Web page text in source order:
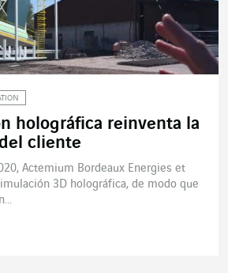
holográfica reinventa la
cliente
Actemium Bordeaux Energies et
3D holográfica, de modo que